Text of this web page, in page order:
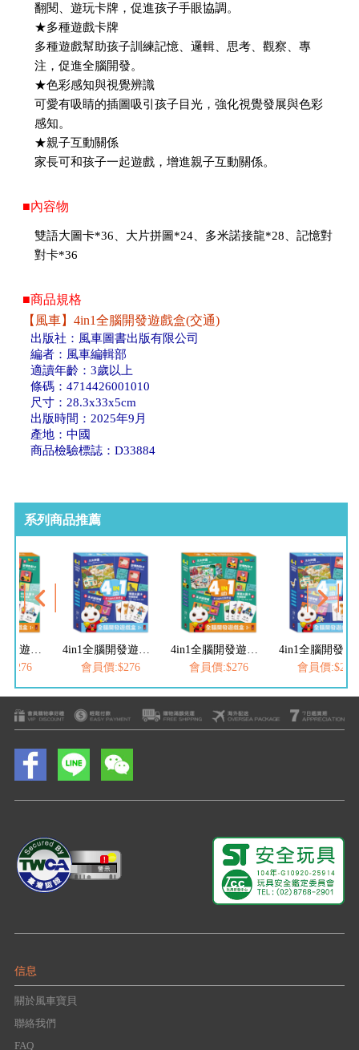
翻閱、遊玩卡牌，促進孩子手眼協調。
★多種遊戲卡牌
多種遊戲幫助孩子訓練記憶、邏輯、思考、觀察、專
注，促進全腦開發。
★色彩感知與視覺辨識
可愛有吸睛的插圖吸引孩子目光，強化視覺發展與色彩
感知。
★親子互動關係
家長可和孩子一起遊戲，增進親子互動關係。
■內容物
雙語大圖卡*36、大片拼圖*24、多米諾接龍*28、記憶對
對卡*36
■商品規格
【風車】4in1全腦開發遊戲盒(交通)
出版社：風車圖書出版有限公司
編者：風車編輯部
適讀年齡：3歲以上
條碼：4714426001010
尺寸：28.3x33x5cm
出版時間：2025年9月
產地：中國
商品檢驗標誌：D33884
系列商品推薦
4in1全腦開發遊戲盒(交通)
:$276
4in1全腦開發遊戲盒(動物)
會員價:$276
4in1全腦開發遊戲盒(交通)
會員價:$276
會員價:$276
信息
關於風車寶貝
聯絡我們
FAQ